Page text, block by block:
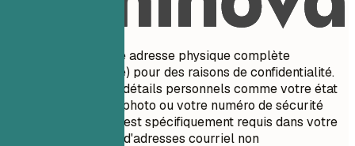
Ne pas inclure votre adresse physique complète
(numéro/nom de rue) pour des raisons de confidentialité.
Évitez d'inclure des détails personnels comme votre état
civil, votre âge, une photo ou votre numéro de sécurité
sociale, sauf si cela est spécifiquement requis dans votre
pays. N'utilisez pas d'adresses courriel non